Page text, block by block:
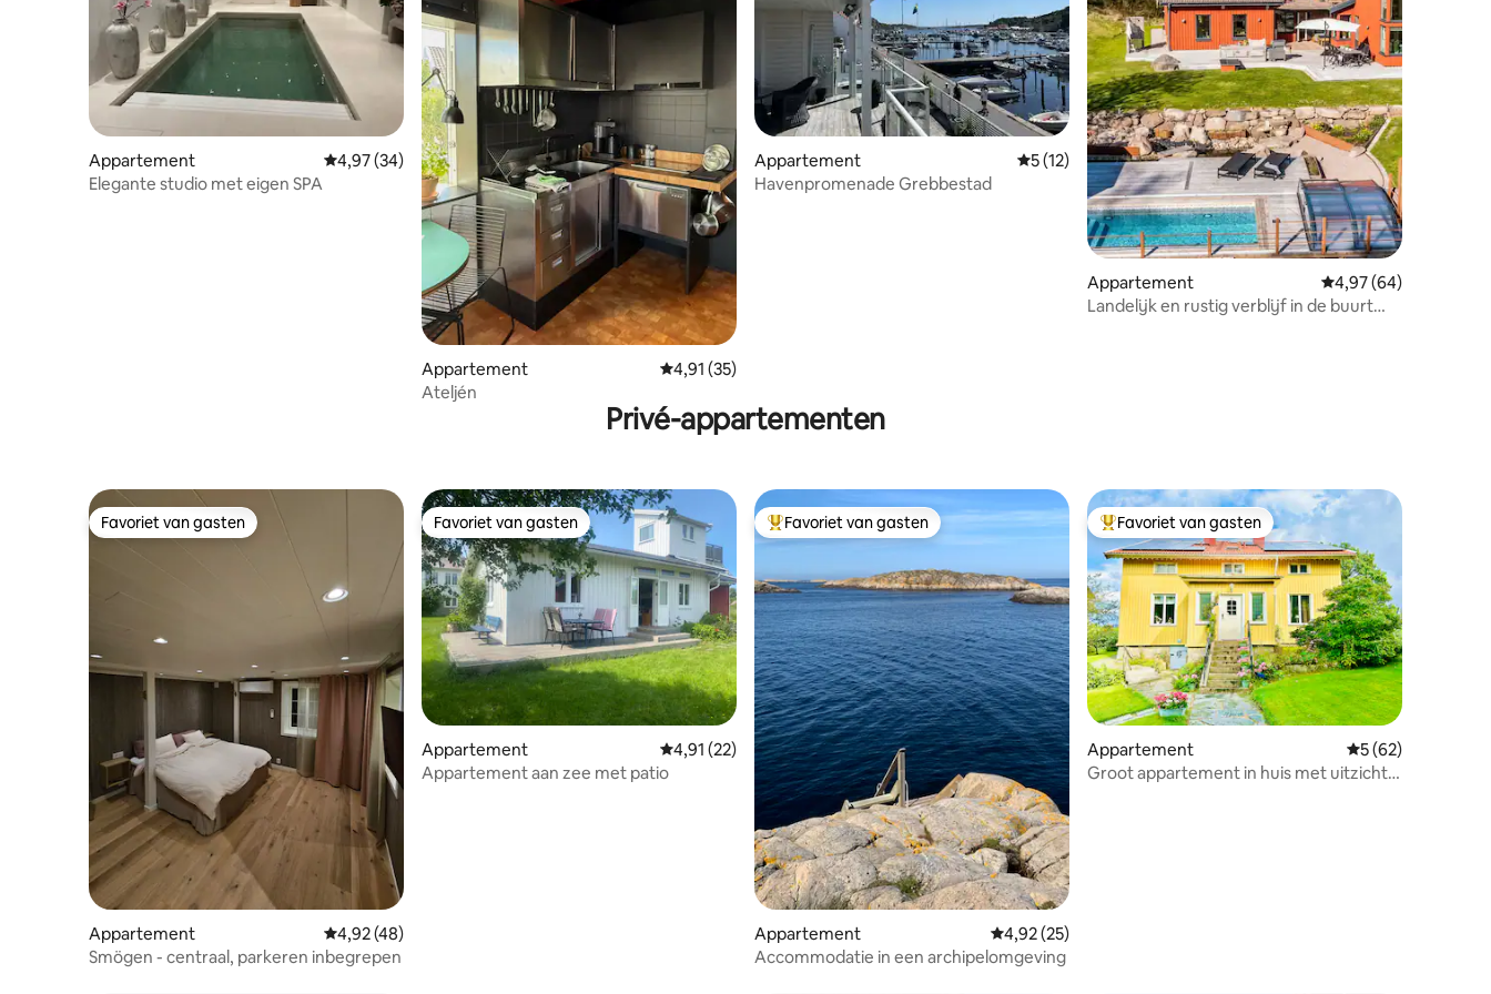
Appartement Gemiddelde beoordeling van 4,97 uit 5, 34 recensies
4,97 (34)
Elegante studio met eigen SPA
Appartement Gemiddelde beoordeling van 4,91 uit 5, 35 recensies
4,91 (35)
Ateljén
Appartement Gemiddelde beoordeling van 5 uit 5, 12 recensies
5 (12)
Havenpromenade Grebbestad
Appartement Gemiddelde
4,97 (64)
Landelijk en rustig verblijf in de buurt
Privé-appartementen
Favoriet van gasten
Favoriet van gasten
Appartement Gemiddelde beoordeling van 4,92 uit 5, 48 recensies
4,92 (48)
Smögen - centraal, parkeren inbegrepen
Favoriet van gasten
Favoriet van gasten
Appartement Gemiddelde beoordeling van 4,91 uit 5, 22 recensies
4,91 (22)
Appartement aan zee met patio
Topfavoriet van gasten
Favoriet van gasten
Appartement Gemiddelde beoordeling van 4,92 uit 5, 25 recensies
4,92 (25)
Accommodatie in een archipelomgeving
Topfavoriet van gasten
Favoriet van gasten
Appartement Gemiddelde
5 (62)
Groot appartement in huis met uitzicht